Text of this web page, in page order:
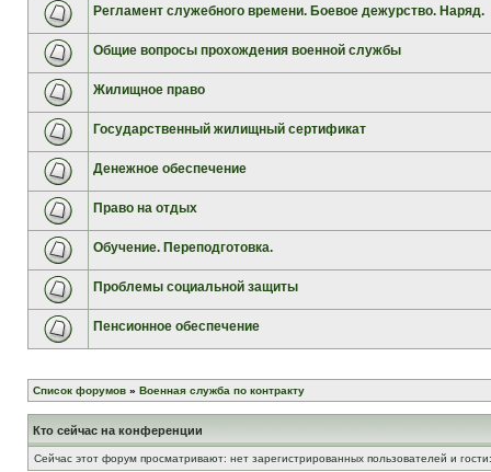
Регламент служебного времени. Боевое дежурство. Наряд.
Общие вопросы прохождения военной службы
Жилищное право
Государственный жилищный сертификат
Денежное обеспечение
Право на отдых
Обучение. Переподготовка.
Проблемы социальной защиты
Пенсионное обеспечение
Список форумов » Военная служба по контракту
Кто сейчас на конференции
Сейчас этот форум просматривают: нет зарегистрированных пользователей и